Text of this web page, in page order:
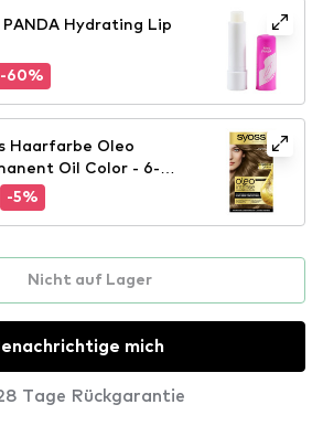
PANDA Hydrating Lip
-60%
Haarfarbe Oleo
Oil Color - 6-80
-5%
Nicht auf Lager
mich
Tage Rückgarantie